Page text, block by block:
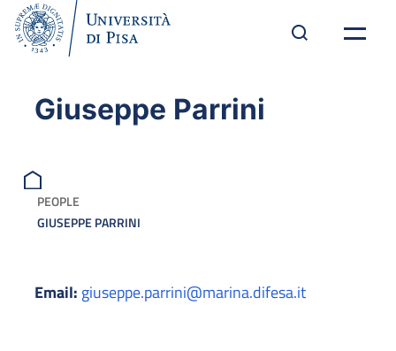
Giuseppe Parrini
PEOPLE
GIUSEPPE PARRINI
Email: giuseppe.parrini@marina.difesa.it